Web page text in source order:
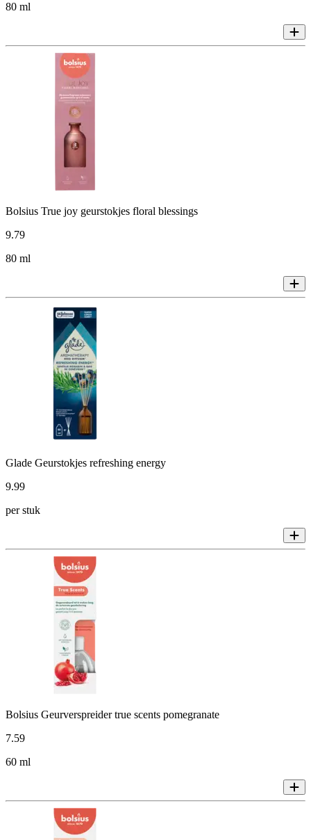
80 ml
Bolsius True joy geurstokjes floral blessings
9.79
80 ml
Glade Geurstokjes refreshing energy
9.99
per stuk
Bolsius Geurverspreider true scents pomegranate
7.59
60 ml